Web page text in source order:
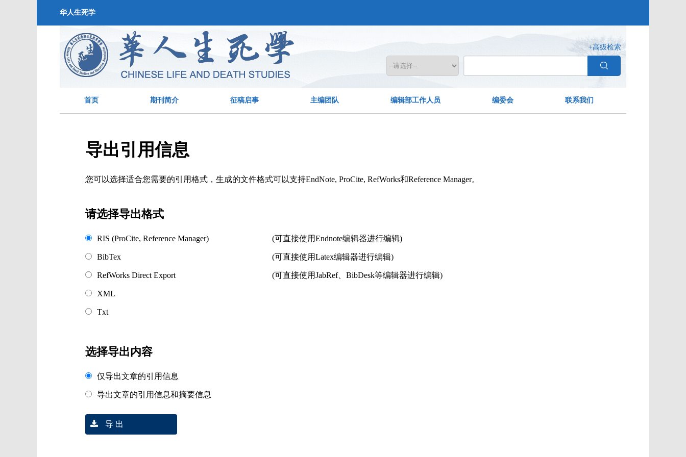
华人生死学
+高级检索
首页 期刊简介 征稿启事 主编团队 编辑部工作人员 编委会 联系我们
导出引用信息
您可以选择适合您需要的引用格式，生成的文件格式可以支持EndNote, ProCite, RefWorks和Reference Manager。
请选择导出格式
RIS (ProCite, Reference Manager) (可直接使用Endnote编辑器进行编辑)
BibTex (可直接使用Latex编辑器进行编辑)
RefWorks Direct Export (可直接使用JabRef、BibDesk等编辑器进行编辑)
XML
Txt
选择导出内容
仅导出文章的引用信息
导出文章的引用信息和摘要信息
导 出